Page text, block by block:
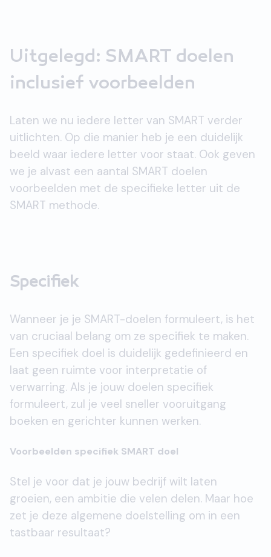
Uitgelegd: SMART doelen
inclusief voorbeelden
Laten we nu iedere letter van SMART verder
uitlichten. Op die manier heb je een duidelijk
beeld waar iedere letter voor staat. Ook geven
we je alvast een aantal SMART doelen
voorbeelden met de specifieke letter uit de
SMART methode.
Specifiek
Wanneer je je SMART-doelen formuleert, is het
van cruciaal belang om ze specifiek te maken.
Een specifiek doel is duidelijk gedefinieerd en
laat geen ruimte voor interpretatie of
verwarring. Als je jouw doelen specifiek
formuleert, zul je veel sneller vooruitgang
boeken en gerichter kunnen werken.
Voorbeelden specifiek SMART doel
Stel je voor dat je jouw bedrijf wilt laten
groeien, een ambitie die velen delen. Maar hoe
zet je deze algemene doelstelling om in een
tastbaar resultaat?